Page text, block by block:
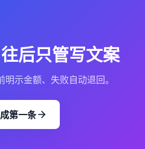
后只管写文案
示金额、失败自动退回。
第一条